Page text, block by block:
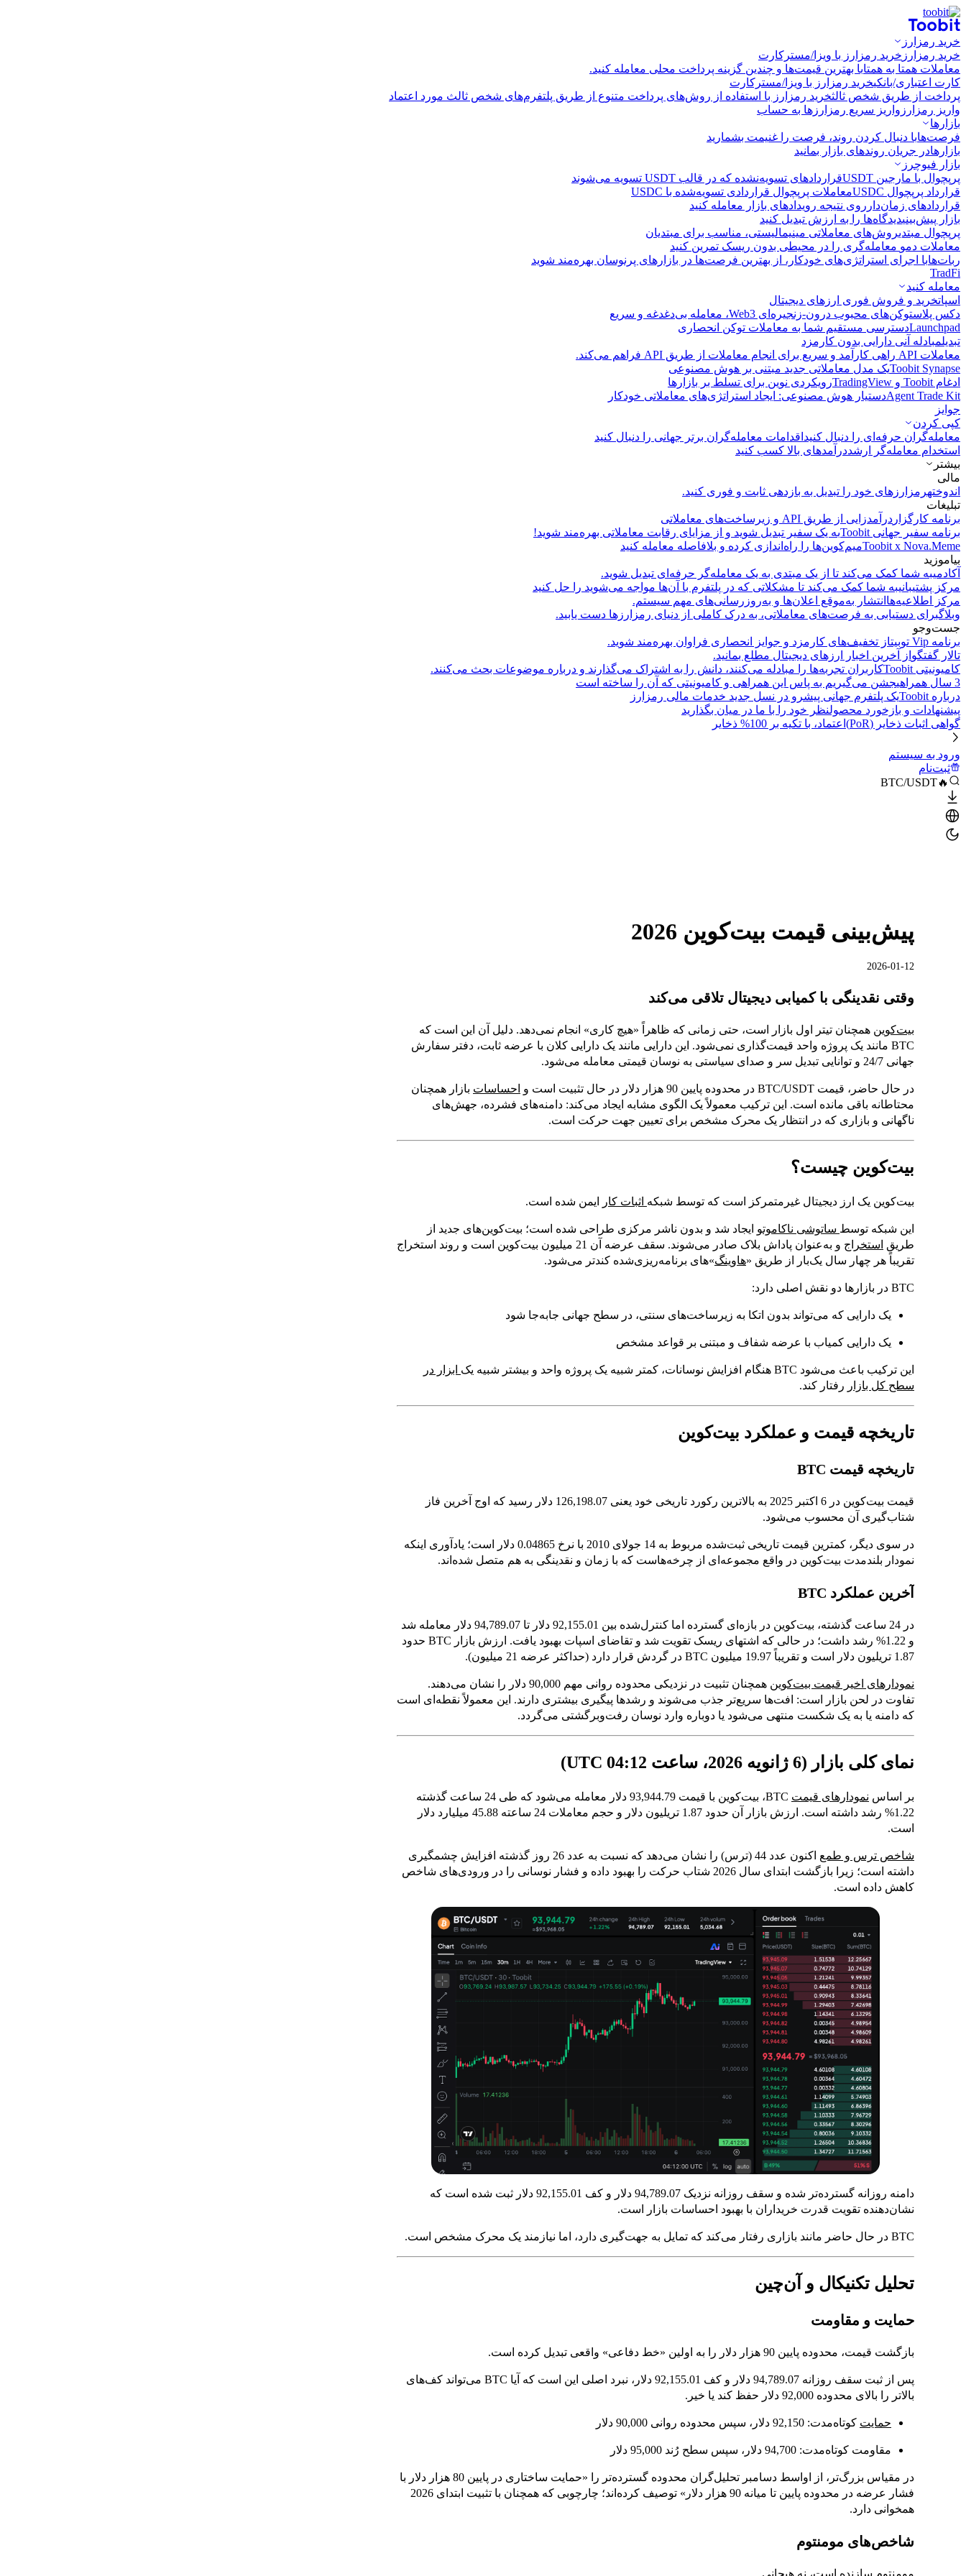
خرید رمزارز
خرید رمزارز خرید رمزارز با ویزا/مسترکارت
معاملات همتا به همتابا بهترین قیمت‌ها و چندین گزینه پرداخت محلی معامله کنید.
کارت اعتباری/بانکیخرید رمزارز با ویزا/مسترکارت
پرداخت از طریق شخص ثالثخرید رمزارز با استفاده از روش‌های پرداخت متنوع از طریق پلتفرم‌های شخص ثالث مورد اعتماد
واریز رمزارز واریز سریع رمزارزها به حساب
بازارها
فرصت‌هابا دنبال کردن روند، فرصت را غنیمت بشمارید
بازارهادر جریان روندهای بازار بمانید
بازار فیوچرز
پرپچوال با مارجین USDT
قراردادهای تسویه‌نشده که در قالب USDT تسویه می‌شوند
قرارداد پرپچوال USDC
معاملات پرپچوال قراردادی تسویه‌شده با USDC
قراردادهای زمان‌دار روی نتیجه رویدادهای بازار معامله کنید
بازار پیش‌بینیدیدگاه‌ها را به ارزش تبدیل کنید
پرپچوال مبتدیروش‌های معاملاتی مینیمالیستی، مناسب برای مبتدیان
معاملات دمو معامله‌گری را در محیطی بدون ریسک تمرین کنید
ربات‌هابا اجرای استراتژی‌های خودکار، از بهترین فرصت‌ها در بازارهای پرنوسان بهره‌مند شوید
TradFi
معامله کنید
اسپاتخرید و فروش فوری ارزهای دیجیتال
دکس پلاستوکن‌های محبوب درون-زنجیره‌ای Web3، معامله بی‌دغدغه و سریع
Launchpadدسترسی مستقیم شما به معاملات توکن انحصاری
تبدیلمبادله آنی دارایی بدون کارمزد
معاملات API
راهی کارآمد و سریع برای انجام معاملات از طریق API فراهم می‌کند.
Toobit Synapseیک مدل معاملاتی جدید مبتنی بر هوش مصنوعی
ادغام Toobit و TradingView
رویکردی نوین برای تسلط بر بازارها
Agent Trade Kitدستیار هوش مصنوعی: ایجاد استراتژی‌های معاملاتی خودکار
جوایز
کپی‌ کردن
معامله‌گران حرفه‌ای را دنبال کنید اقدامات معامله‌گران برتر جهانی را دنبال کنید
استخدام معامله‌گر ارشددرآمد‌های بالا کسب کنید
بیشتر
مالی
اندوختهرمزارزهای خود را تبدیل به بازدهی ثابت و فوری کنید.
تبلیغات
برنامه کارگزار درآمدزایی از طریق API و زیرساخت‌های معاملاتی
برنامه سفیر جهانی Toobit
به یک سفیر تبدیل شوید و از مزایای رقابت معاملاتی بهره‌مند شوید!
Toobit x Nova.Memeمیم‌کوین‌ها را راه‌اندازی کرده و بلافاصله معامله کنید
بیاموزید
آکادمیبه شما کمک می‌کند تا از یک مبتدی به یک معامله‌گر حرفه‌ای تبدیل شوید.
مرکز پشتیبانیبه شما کمک می‌کند تا مشکلاتی که در پلتفرم با آن‌ها مواجه می‌شوید را حل کنید
مرکز اطلاعیه‌ها انتشار به‌موقع اعلان‌ها و به‌روزرسانی‌های مهم سیستم.
وبلاگبرای دستیابی به فرصت‌های معاملاتی، به درک کاملی از دنیای رمزارزها دست یابید.
جست‌وجو
برنامه Vip توبیت
از تخفیف‌های کارمزد و جوایز انحصاری فراوان بهره‌مند شوید.
تالار گفتگو از آخرین اخبار ارزهای دیجیتال مطلع بمانید.
کامیونیتی Toobit
کاربران تجربه‌ها را مبادله می‌کنند، دانش را به اشتراک می‌گذارند و درباره موضوعات بحث می‌کنند.
3 سال همراهی
جشن می‌گیریم به پاس این همراهی و کامیونیتی که آن را ساخته است
درباره Toobit
یک پلتفرم جهانی پیشرو در نسل جدید خدمات مالی رمزارز
پیشنهادات و بازخورد محصولنظر خود را با ما در میان بگذارید
گواهی اثبات ذخایر (PoR)
اعتماد، با تکیه بر 100% ذخایر
ورود به سیستم
ثبت‌نام
🔥BTC/USDT
پیش‌بینی قیمت بیت‌کوین 2026
2026-01-12
وقتی نقدینگی با کمیابی دیجیتال تلاقی می‌کند
بیت‌کوین همچنان تیتر اول بازار است، حتی زمانی که ظاهراً «هیچ کاری» انجام نمی‌دهد. دلیل آن این است که
BTC مانند یک پروژه واحد قیمت‌گذاری نمی‌شود. این دارایی مانند یک دارایی کلان با عرضه ثابت، دفتر سفارش
جهانی 24/7 و توانایی تبدیل سر و صدای سیاستی به نوسان قیمتی معامله می‌شود.
در حال حاضر، قیمت BTC/USDT در محدوده پایین 90 هزار دلار در حال تثبیت است و احساسات بازار همچنان
محتاطانه باقی مانده است. این ترکیب معمولاً یک الگوی مشابه ایجاد می‌کند: دامنه‌های فشرده، جهش‌های
ناگهانی و بازاری که در انتظار یک محرک مشخص برای تعیین جهت حرکت است.
بیت‌کوین چیست؟
بیت‌کوین یک ارز دیجیتال غیرمتمرکز است که توسط شبکه اثبات کار ایمن شده است.
این شبکه توسط ساتوشی ناکاموتو ایجاد شد و بدون ناشر مرکزی طراحی شده است؛ بیت‌کوین‌های جدید از
طریق استخراج
و به‌عنوان پاداش بلاک صادر می‌شوند. سقف عرضه آن 21 میلیون بیت‌کوین است و روند استخراج
تقریباً هر چهار سال یک‌بار از طریق «هاوینگ»های برنامه‌ریزی‌شده کندتر می‌شود.
BTC در بازارها دو نقش اصلی دارد:
یک دارایی که می‌تواند بدون اتکا به زیرساخت‌های سنتی، در سطح جهانی جابه‌جا شود
یک دارایی کمیاب با عرضه شفاف و مبتنی بر قواعد مشخص
این ترکیب باعث می‌شود BTC هنگام افزایش نوسانات، کمتر شبیه یک پروژه واحد و بیشتر شبیه یک
ابزار در
سطح کل بازار رفتار کند.
تاریخچه قیمت و عملکرد بیت‌کوین
تاریخچه قیمت BTC
قیمت بیت‌کوین در 6 اکتبر 2025 به بالاترین رکورد تاریخی خود یعنی 126,198.07 دلار رسید که اوج آخرین فاز
شتاب‌گیری آن محسوب می‌شود.
در سوی دیگر، کمترین قیمت تاریخی ثبت‌شده مربوط به 14 جولای 2010 با نرخ 0.04865 دلار است؛ یادآوری اینکه
نمودار بلندمدت بیت‌کوین در واقع مجموعه‌ای از چرخه‌هاست که با زمان و نقدینگی به هم متصل شده‌اند.
آخرین عملکرد BTC
در 24 ساعت گذشته، بیت‌کوین در بازه‌ای گسترده اما کنترل‌شده بین 92,155.01 دلار تا 94,789.07 دلار معامله شد
و 1.22% رشد داشت؛ در حالی که اشتهای ریسک تقویت شد و تقاضای اسپات بهبود یافت. ارزش بازار BTC حدود
1.87 تریلیون دلار است و تقریباً 19.97 میلیون BTC در گردش قرار دارد (حداکثر عرضه 21 میلیون).
نمودارهای اخیر قیمت بیت‌کوین
همچنان تثبیت در نزدیکی محدوده روانی مهم 90,000 دلار را نشان می‌دهند.
تفاوت در لحن بازار است: افت‌ها سریع‌تر جذب می‌شوند و رشدها پیگیری بیشتری دارند. این معمولاً نقطه‌ای است
که دامنه یا به یک شکست منتهی می‌شود یا دوباره وارد نوسان رفت‌وبرگشتی می‌گردد.
نمای کلی بازار (6 ژانویه 2026، ساعت 04:12 UTC)
بر اساس نمودارهای قیمت
BTC، بیت‌کوین با قیمت 93,944.79 دلار معامله می‌شود که طی 24 ساعت گذشته
1.22% رشد داشته است. ارزش بازار آن حدود 1.87 تریلیون دلار و حجم معاملات 24 ساعته 45.88 میلیارد دلار
است.
شاخص ترس و طمع
اکنون عدد 44 (ترس) را نشان می‌دهد که نسبت به عدد 26 روز گذشته افزایش چشمگیری
داشته است؛ زیرا بازگشت ابتدای سال 2026 شتاب حرکت را بهبود داده و فشار نوسانی را در ورودی‌های شاخص
کاهش داده است.
دامنه روزانه گسترده‌تر شده و سقف روزانه نزدیک 94,789.07 دلار و کف 92,155.01 دلار ثبت شده است که
نشان‌دهنده تقویت قدرت خریداران با بهبود احساسات بازار است.
BTC در حال حاضر مانند بازاری رفتار می‌کند که تمایل به جهت‌گیری دارد، اما نیازمند یک محرک مشخص است.
تحلیل تکنیکال و آن‌چین
حمایت و مقاومت
بازگشت قیمت، محدوده پایین 90 هزار دلار را به اولین «خط دفاعی» واقعی تبدیل کرده است.
پس از ثبت سقف روزانه 94,789.07 دلار و کف 92,155.01 دلار، نبرد اصلی این است که آیا BTC می‌تواند کف‌های
بالاتر را بالای محدوده 92,000 دلار حفظ کند یا خیر.
حمایت کوتاه‌مدت: 92,150 دلار، سپس محدوده روانی 90,000 دلار
مقاومت کوتاه‌مدت: 94,700 دلار، سپس سطح رُند 95,000 دلار
در مقیاس بزرگ‌تر، از اواسط دسامبر تحلیل‌گران محدوده گسترده‌تر را «حمایت ساختاری در پایین 80 هزار دلار با
فشار عرضه در محدوده پایین تا میانه 90 هزار دلار» توصیف کرده‌اند؛ چارچوبی که همچنان با تثبیت ابتدای 2026
همخوانی دارد.
شاخص‌های مومنتوم